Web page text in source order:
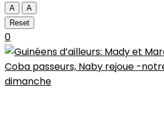
A
A
Reset
0